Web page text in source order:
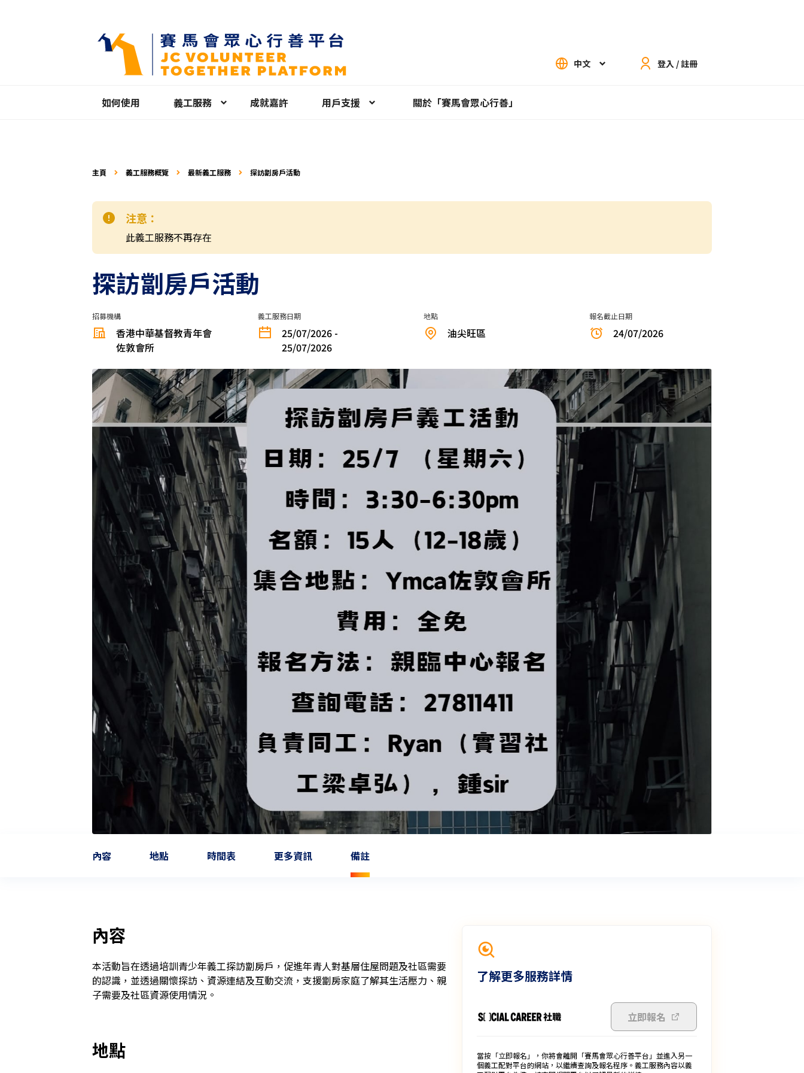
中文 登入 / 註冊
如何使用 義工服務 成就嘉許 用戶支援 關於「賽馬會眾心行善」
主頁 義工服務概覽 最新義工服務 探訪劏房戶活動
注意：
此義工服務不再存在
探訪劏房戶活動
招募機構
香港中華基督教青年會
佐敦會所
義工服務日期
25/07/2026 -
25/07/2026
地點
油尖旺區
報名截止日期
24/07/2026
內容 地點 時間表 更多資訊 備註
內容
本活動旨在透過培訓青少年義工探訪劏房戶，促進年青人對基層住屋問題及社區需要
的認識，並透過關懷探訪、資源連結及互動交流，支援劏房家庭了解其生活壓力、親
子需要及社區資源使用情況。
地點
了解更多服務詳情
立即報名
當按「立即報名」，你將會離開「賽馬會眾心行善平台」並進入另一
個義工配對平台的網站，以繼續查詢及報名程序。義工服務內容以義